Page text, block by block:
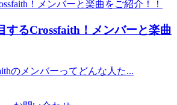
するCrossfaith！メンバーと楽曲
のメンバーってどんな人た...